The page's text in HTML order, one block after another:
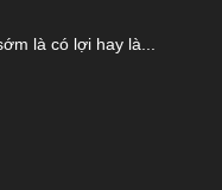
là có lợi hay là...